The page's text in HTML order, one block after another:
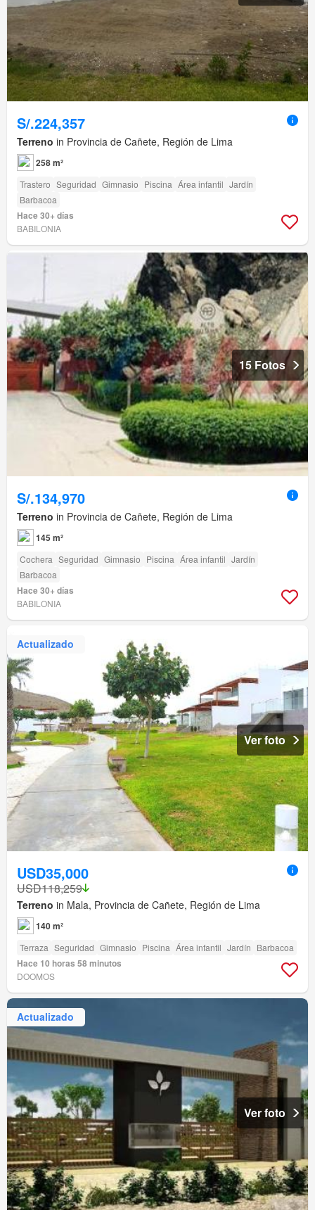
S/.224,357
Terreno in Provincia de Cañete, Región de Lima
258 m²
Trastero Seguridad Gimnasio Piscina Área infantil Jardín
Barbacoa
Hace 30+ días
BABILONIA
15 Fotos
S/.134,970
Terreno in Provincia de Cañete, Región de Lima
145 m²
Cochera Seguridad Gimnasio Piscina Área infantil Jardín
Barbacoa
Hace 30+ días
BABILONIA
Actualizado
Ver foto
USD35,000
USD118,259
Terreno in Mala, Provincia de Cañete, Región de Lima
140 m²
Terraza Seguridad Gimnasio Piscina Área infantil Jardín Barbacoa
Hace 10 horas 58 minutos
DOOMOS
Actualizado
Ver foto